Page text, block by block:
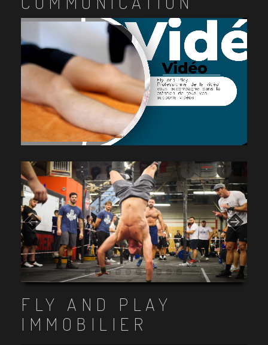
Item 1
Item 2
Item 3
Item 4
Item 5
Item 6
Item 7
Item 8
Item 9
Item 10
FLY AND PLAY
IMMOBILIER